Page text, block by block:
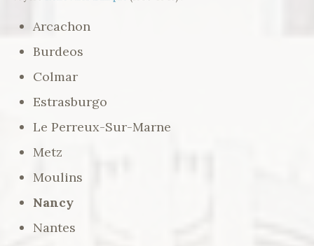
Arcachon
Burdeos
Colmar
Estrasburgo
Le Perreux-Sur-Marne
Metz
Moulins
Nancy
Nantes